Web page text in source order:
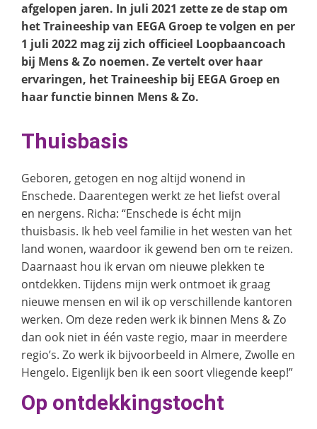
afgelopen jaren. In juli 2021 zette ze de stap om
het Traineeship van EEGA Groep te volgen en per
1 juli 2022 mag zij zich officieel Loopbaancoach
bij Mens & Zo noemen. Ze vertelt over haar
ervaringen, het Traineeship bij EEGA Groep en
haar functie binnen Mens & Zo.
Thuisbasis
Geboren, getogen en nog altijd wonend in
Enschede. Daarentegen werkt ze het liefst overal
en nergens. Richa: “Enschede is écht mijn
thuisbasis. Ik heb veel familie in het westen van het
land wonen, waardoor ik gewend ben om te reizen.
Daarnaast hou ik ervan om nieuwe plekken te
ontdekken. Tijdens mijn werk ontmoet ik graag
nieuwe mensen en wil ik op verschillende kantoren
werken. Om deze reden werk ik binnen Mens & Zo
dan ook niet in één vaste regio, maar in meerdere
regio’s. Zo werk ik bijvoorbeeld in Almere, Zwolle en
Hengelo. Eigenlijk ben ik een soort vliegende keep!”
Op ontdekkingstocht